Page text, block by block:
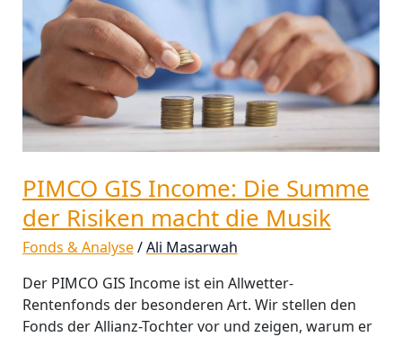
PIMCO GIS Income: Die Summe
der Risiken macht die Musik
Fonds & Analyse/Ali Masarwah
Der PIMCO GIS Income ist ein Allwetter-
Rentenfonds der besonderen Art. Wir stellen den
Fonds der Allianz-Tochter vor und zeigen, warum er
Summe
der
Risiken
macht
Musik